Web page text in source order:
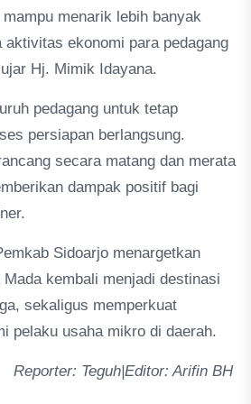
menarik lebih banyak
aktivitas ekonomi para pedagang
Hj. Mimik Idayana.
pedagang untuk tetap
persiapan berlangsung.
secara matang dan merata
dampak positif bagi
Sidoarjo menargetkan
kembali menjadi destinasi
sekaligus memperkuat
pelaku usaha mikro di daerah.
Reporter: Teguh|Editor: Arifin BH